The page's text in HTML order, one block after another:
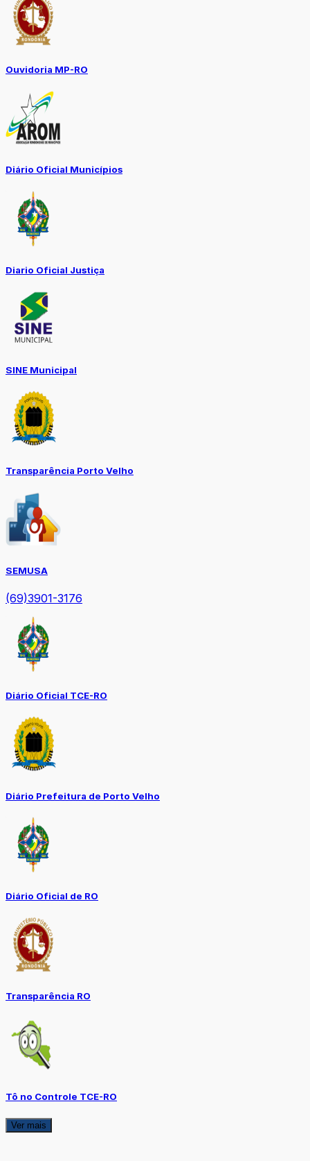
Ouvidoria MP-RO
Diário Oficial Municípios
Diario Oficial Justiça
SINE Municipal
Transparência Porto Velho
SEMUSA
(69)3901-3176
Diário Oficial TCE-RO
Diário Prefeitura de Porto Velho
Diário Oficial de RO
Transparência RO
Tô no Controle TCE-RO
Ver mais